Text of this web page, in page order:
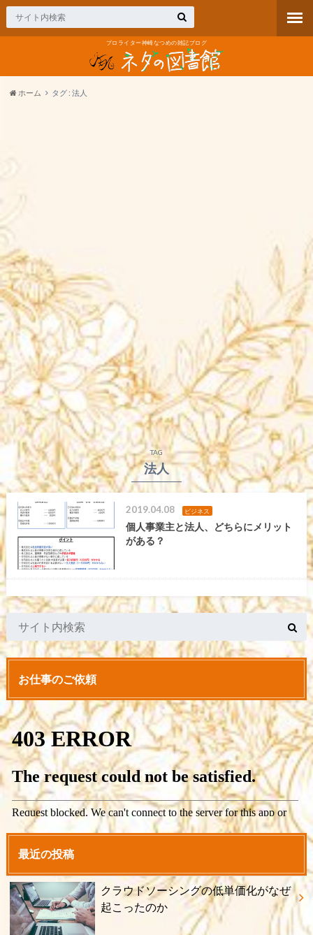
プロライター神崎なつめの雑記ブログ
ホーム タグ : 法人
TAG
法人
2019.04.08 ビジネス
個人事業主と法人、どちらにメリット
がある？
お仕事のご依頼
最近の投稿
クラウドソーシングの低単価化がなぜ
起こったのか